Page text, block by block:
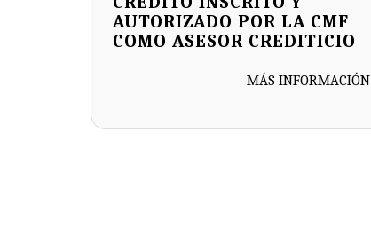
AUTORIZADO POR LA CMF
COMO ASESOR CREDITICIO
MÁS INFORMACIÓN